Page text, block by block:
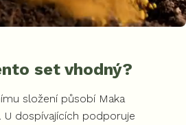
set vhodný?
složení působí Maka
U dospívajících podporuje